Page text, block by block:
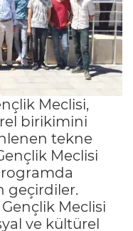
Meclisi,
birikimini
tekne
Meclisi
geçirdiler.
Meclisi
ve kültürel